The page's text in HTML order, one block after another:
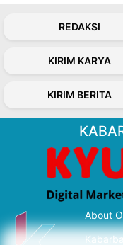
REDAKSI
KIRIM KARYA
KIRIM BERITA
About